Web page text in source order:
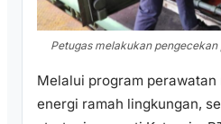
Petugas melakukan
Melalui program perawatan
energi ramah lingkungan,